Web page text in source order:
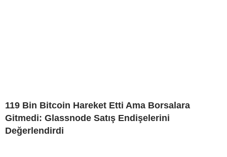
119 Bin Bitcoin Hareket Etti Ama Borsalara
Gitmedi: Glassnode Satış Endişelerini
Değerlendirdi